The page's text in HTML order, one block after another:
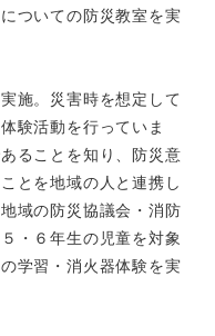
ついての防災教室を実
施。災害時を想定して
験活動を行って いま
ることを知り、防災意
とを地域の人と連携し
域の防災協議会・消防
・６年生の児童を対象
学習・消火器体験を実